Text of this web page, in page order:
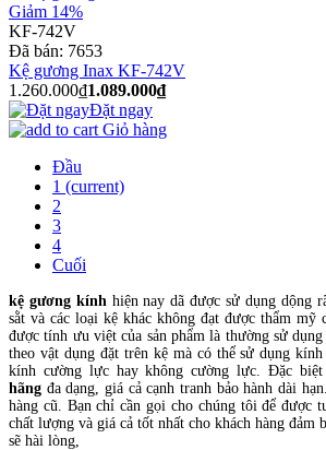
Giảm 14%
KF-742V
Đã bán: 7653
Kệ gương Inax KF-742V
1.260.000₫1.089.000₫
Đặt ngay
Giỏ hàng
Đầu
1 (current)
2
3
4
Cuối
kệ gương kính hiện nay dã được sử dụng dộng
sằt và các loại kệ khác không đạt được thẩm mỹ
được tính ưu việt của sản phẩm là thường sử
theo vật dụng đặt trên kệ mà có thể sử dụng
kính cường lực hay không cường lực. Đặc biệt
hãng đa dạng, giá cả cạnh tranh bảo hành dài
hàng cũ. Bạn chỉ cần gọi cho chúng tôi để được
chất lượng và giá cả tốt nhất cho khách hàng đảm
sẽ hài lòng,